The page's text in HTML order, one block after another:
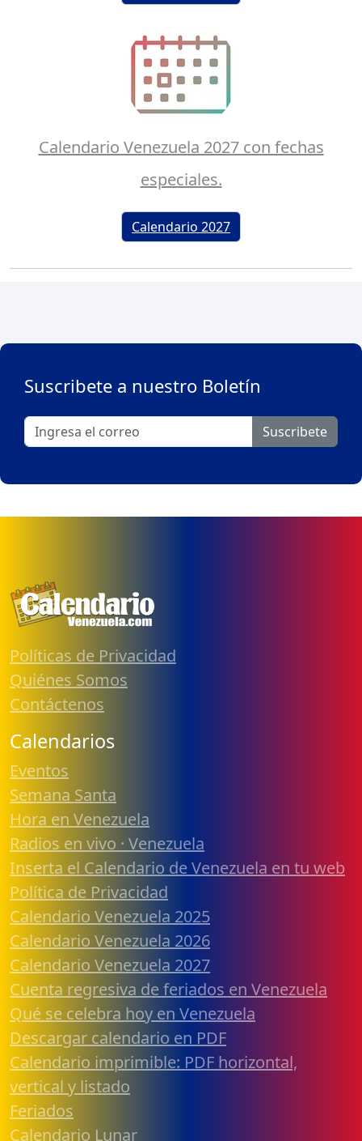
Calendario Venezuela 2027 con fechas
especiales.
Calendario 2027
Suscribete a nuestro Boletín
Suscribete
Políticas de Privacidad
Quiénes Somos
Contáctenos
Calendarios
Eventos
Semana Santa
Hora en Venezuela
Radios en vivo · Venezuela
Inserta el Calendario de Venezuela en tu web
Política de Privacidad
Calendario Venezuela 2025
Calendario Venezuela 2026
Calendario Venezuela 2027
Cuenta regresiva de feriados en Venezuela
Qué se celebra hoy en Venezuela
Descargar calendario en PDF
Calendario imprimible: PDF horizontal,
vertical y listado
Feriados
Calendario Lunar